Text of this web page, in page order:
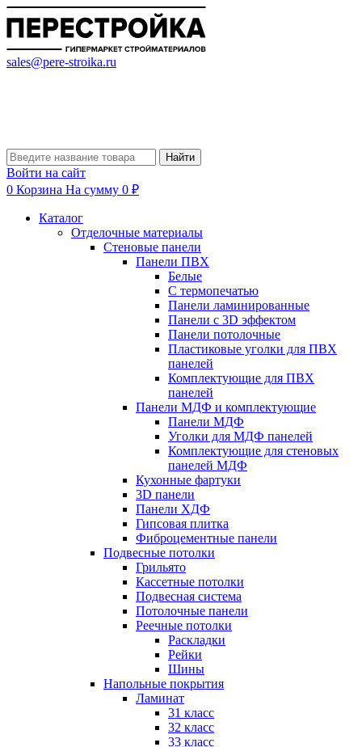
sales@pere-stroika.ru
Найти
Войти на сайт
0 Корзина На сумму 0 ₽
Каталог
Отделочные материалы
Стеновые панели
Панели ПВХ
Белые
С термопечатью
Панели ламинированные
Панели с 3D эффектом
Панели потолочные
Пластиковые уголки для ПВХ
панелей
Комплектующие для ПВХ
панелей
Панели МДФ и комплектующие
Панели МДФ
Уголки для МДФ панелей
Комплектующие для стеновых
панелей МДФ
Кухонные фартуки
3D панели
Панели ХДФ
Гипсовая плитка
Фиброцементные панели
Подвесные потолки
Грильято
Кассетные потолки
Подвесная система
Потолочные панели
Реечные потолки
Раскладки
Рейки
Шины
Напольные покрытия
Ламинат
31 класс
32 класс
33 класс